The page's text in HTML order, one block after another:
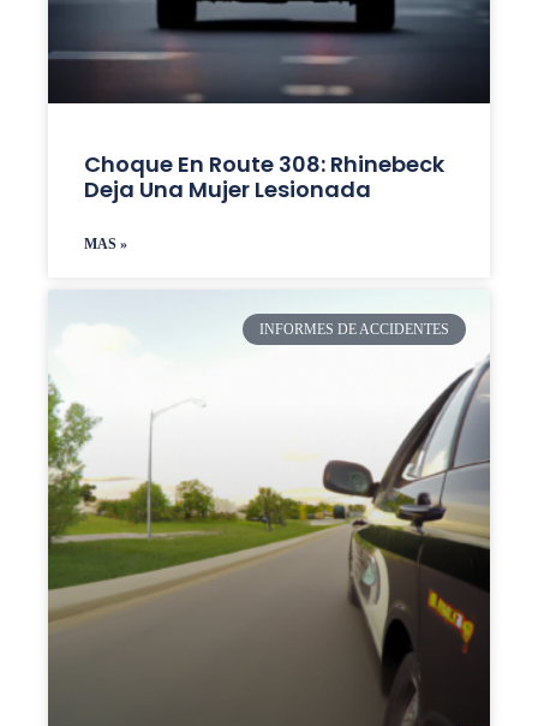
Choque En Route 308: Rhinebeck
Deja Una Mujer Lesionada
MAS »
INFORMES DE ACCIDENTES